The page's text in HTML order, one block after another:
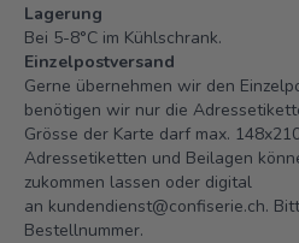
Lagerung
Bei 5-8°C im Kühlschrank.
Einzelpostversand
Gerne übernehmen wir den
benötigen wir nur die
Grösse der Karte darf max.
Adressetiketten und Beilagen
zukommen lassen oder digital
an kundendienst@confiserie.ch.
Bestellnummer.